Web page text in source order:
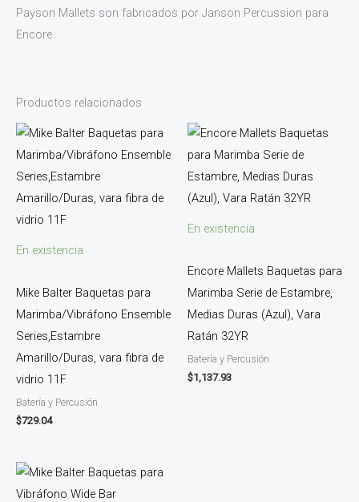
Payson Mallets son fabricados por Janson Percussion para
Encore
Productos relacionados
En existencia
Mike Balter Baquetas para
Marimba/Vibráfono Ensemble
Series,Estambre
Amarillo/Duras, vara fibra de
vidrio 11F
Batería y Percusión
$729.04
En existencia
Encore Mallets Baquetas para
Marimba Serie de Estambre,
Medias Duras (Azul), Vara
Ratán 32YR
Batería y Percusión
$1,137.93